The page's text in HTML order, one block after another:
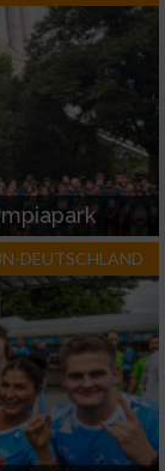
DEUTSCHLAND